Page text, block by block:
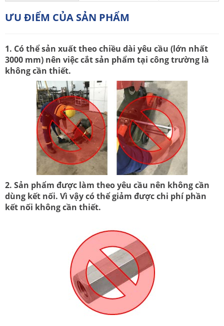
ƯU ĐIỂM CỦA SẢN PHẨM
1. Có thể sản xuất theo chiều dài yêu cầu (lớn nhất
3000 mm) nên việc cắt sản phẩm tại công trường là
không cần thiết.
2. Sản phẩm được làm theo yêu cầu nên không cần
dùng kết nối. Vì vậy có thể giảm được chi phí phần
kết nối không cần thiết.